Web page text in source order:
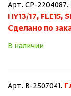
Арт. CP-2204087.
HY13/17, FLE15,
Cделано по
В наличии
Арт. B-2507041.